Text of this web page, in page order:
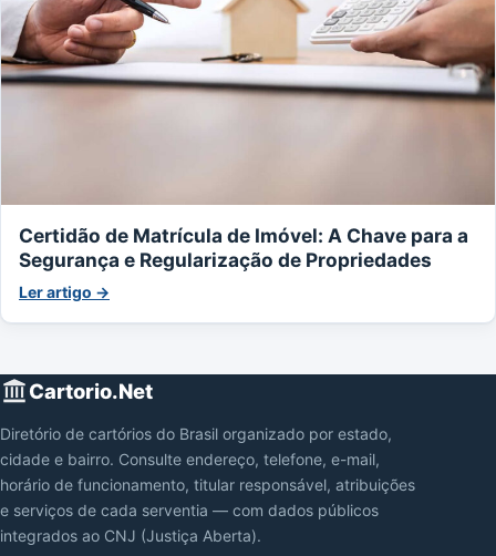
Certidão de Matrícula de Imóvel: A Chave para a
Segurança e Regularização de Propriedades
Ler artigo →
Cartorio.Net
Diretório de cartórios do Brasil organizado por estado,
cidade e bairro. Consulte endereço, telefone, e-mail,
horário de funcionamento, titular responsável, atribuições
e serviços de cada serventia — com dados públicos
integrados ao CNJ (Justiça Aberta).